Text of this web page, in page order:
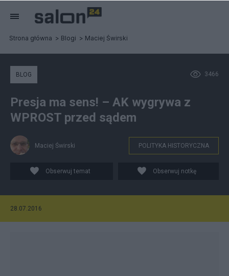
Strona główna Blogi Maciej Świrski
3466
BLOG
Presja ma sens! – AK wygrywa z
WPROST przed sądem
Maciej Świrski POLITYKA HISTORYCZNA
Obserwuj temat Obserwuj notkę
28.07.2016